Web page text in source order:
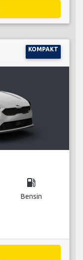
KOMPAKT
local_gas_station
Bensin